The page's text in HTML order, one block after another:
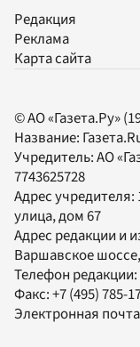
Редакция
Реклама
Карта сайта
© АО «Газета.Ру»
Название:
Учредитель:АО
7743625728
Адрес учредителя:
улица, дом 67
Адрес редакции и
Варшавское
Телефон редакции:
Факс:+7 (495) 785-
Электронная